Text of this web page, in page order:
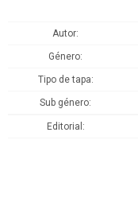
Autor
Género
Tipo de tapa
Sub género
Editorial